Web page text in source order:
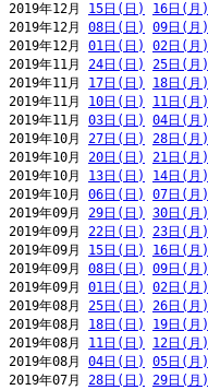
2019年12月 15日(日) 16日(月)
2019年12月 08日(日) 09日(月)
2019年12月 01日(日) 02日(月)
2019年11月 24日(日) 25日(月)
2019年11月 17日(日) 18日(月)
2019年11月 10日(日) 11日(月)
2019年11月 03日(日) 04日(月)
2019年10月 27日(日) 28日(月)
2019年10月 20日(日) 21日(月)
2019年10月 13日(日) 14日(月)
2019年10月 06日(日) 07日(月)
2019年09月 29日(日) 30日(月)
2019年09月 22日(日) 23日(月)
2019年09月 15日(日) 16日(月)
2019年09月 08日(日) 09日(月)
2019年09月 01日(日) 02日(月)
2019年08月 25日(日) 26日(月)
2019年08月 18日(日) 19日(月)
2019年08月 11日(日) 12日(月)
2019年08月 04日(日) 05日(月)
2019年07月 28日(日) 29日(月)